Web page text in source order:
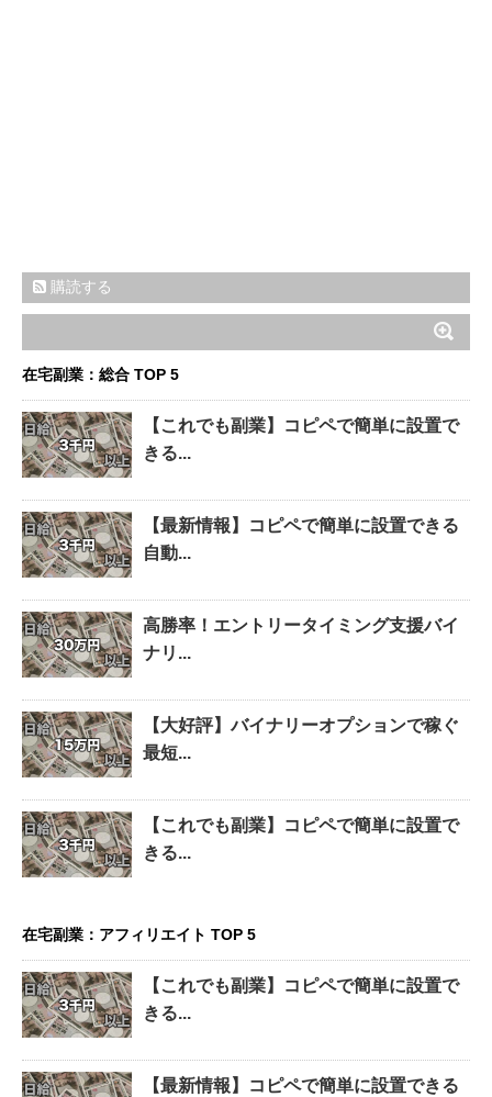
購読する
在宅副業：総合 TOP 5
【これでも副業】コピペで簡単に設置で
きる...
【最新情報】コピペで簡単に設置できる
自動...
高勝率！エントリータイミング支援バイ
ナリ...
【大好評】バイナリーオプションで稼ぐ
最短...
【これでも副業】コピペで簡単に設置で
きる...
在宅副業：アフィリエイト TOP 5
【これでも副業】コピペで簡単に設置で
きる...
【最新情報】コピペで簡単に設置できる